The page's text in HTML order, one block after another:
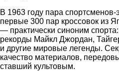
В 1963 году пара спортсменов-
первые 300 пар кроссовок из
— практически синоним
рекорды Майкл Джордан,
и другие мировые легенды.
качество материалов,
ставший культовым.